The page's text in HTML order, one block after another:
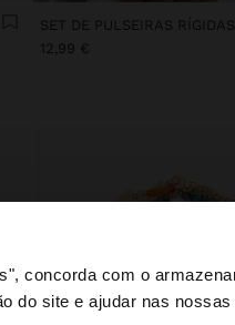
concorda com o
do site e ajudar nas
Portugal. Deseja
12,99 €